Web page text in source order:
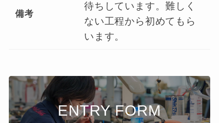
備考
待ちしています。難しく
ない工程から初めてもら
います。
ENTRY FORM